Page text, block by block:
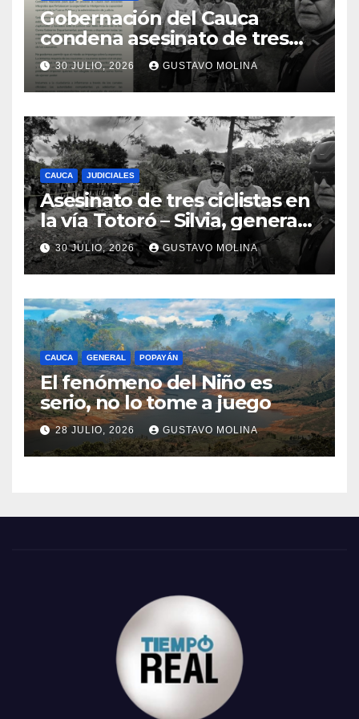
Gobernación del Cauca
condena asesinato de tres
ciudadanos y exige medidas
urgentes al Gobierno
Nacional
30 JULIO, 2026 GUSTAVO MOLINA
CAUCA JUDICIALES
Asesinato de tres ciclistas en
la vía Totoró – Silvia, genera
consternación en el Cauca
30 JULIO, 2026 GUSTAVO MOLINA
CAUCA GENERAL POPAYÁN
El fenómeno del Niño es
serio, no lo tome a juego
28 JULIO, 2026 GUSTAVO MOLINA